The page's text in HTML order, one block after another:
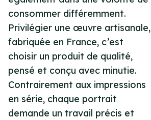
consommer différemment.
Privilégier une œuvre artisanale,
fabriquée en France, c’est
choisir un produit de qualité,
pensé et conçu avec minutie.
Contrairement aux impressions
en série, chaque portrait
demande un travail précis et